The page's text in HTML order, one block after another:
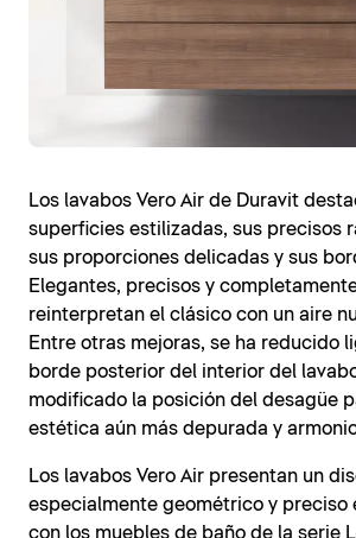
Los lavabos Vero Air de Duravit
superficies estilizadas, sus precisos
sus proporciones delicadas y sus
Elegantes, precisos y
reinterpretan el clásico con un aire
Entre otras mejoras, se ha reducido
borde posterior del interior del
modificado la posición del desagüe
estética aún más depurada y
Los lavabos Vero Air presentan un
especialmente geométrico y preciso
con los muebles de baño de la serie